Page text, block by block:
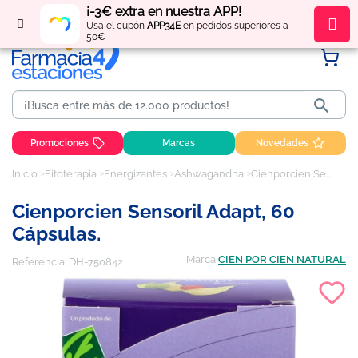
¡-3€ extra en nuestra APP!
Usa el cupón APP34Een pedidos superiores a
50€
Regístratey obténpuntos por tus compras

Promociones Marcas Novedades
Inicio Fitoterapia Energizantes Ashwagandha Cienporcien Sensoril Adapt, 60 cápsulas.
Cienporcien Sensoril Adapt, 60
Cápsulas.
Referencia: DH-750842 Marca CIEN POR CIEN NATURAL